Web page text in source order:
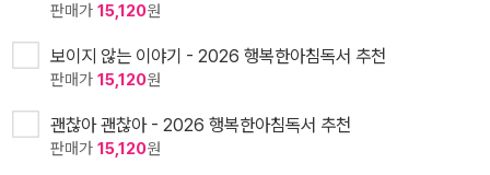
판매가 15,120원
보이지 않는 이야기 - 2026 행복한아침독서 추천
판매가 15,120원
괜찮아 괜찮아 - 2026 행복한아침독서 추천
판매가 15,120원